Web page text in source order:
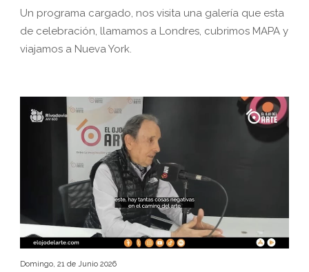
Un programa cargado, nos visita una galería que esta
de celebración, llamamos a Londres, cubrimos MAPA y
viajamos a Nueva York.
Domingo, 21 de Junio 2026